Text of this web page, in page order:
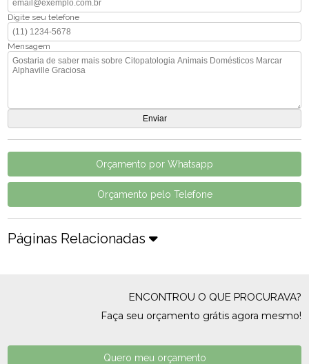
Digite seu telefone
Mensagem
Orçamento por Whatsapp
Orçamento pelo Telefone
Páginas Relacionadas
ENCONTROU O QUE PROCURAVA?
Faça seu orçamento grátis agora mesmo!
Quero meu orçamento